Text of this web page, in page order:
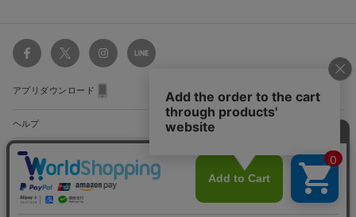
アプリダウンロード
ヘルプ
ショッピングガイド
初めてのお客様
会員特典のご案内
配送・送料について
お支払い方法について
キャンセルについて
関連サイト
雑誌定期購読について
集英社Webマガジン Cobalt
利用規約 特定商取引法に基づく表示
サイト
マップ